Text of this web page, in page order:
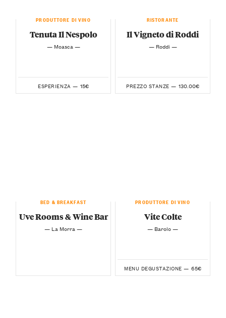
PRODUTTORE DI VINO
Tenuta Il Nespolo
— Moasca —
ESPERIENZA — 15€
RISTORANTE
Il Vigneto di Roddi
— Roddi —
PREZZO STANZE — 130.00€
BED & BREAKFAST
Uve Rooms & Wine Bar
— La Morra —
PRODUTTORE DI VINO
Vite Colte
— Barolo —
MENU DEGUSTAZIONE — 65€